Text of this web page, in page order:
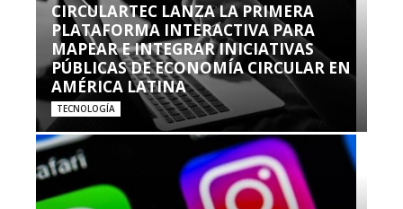
CIRCULARTEC LANZA LA PRIMERA
PLATAFORMA INTERACTIVA PARA
MAPEAR E INTEGRAR INICIATIVAS
PÚBLICAS DE ECONOMÍA CIRCULAR EN
AMÉRICA LATINA
TECNOLOGÍA